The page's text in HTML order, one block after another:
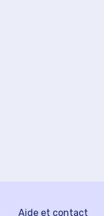
Aide et contact